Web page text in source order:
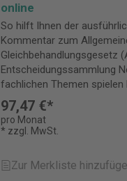
online
So hilft Ihnen der
Kommentar zum
Gleichbehandlungsgesetz
Entscheidungssammlung
fachlichen Themen spielen
vielfach auch
Sichtweisen eine Rolle. Für
ist es umso wichtiger, die
betrifft insbesondere
Diskriminierungsmerkmale,
97,47 €*
pro Monat
* zzgl. MwSt.
Zur Merkliste